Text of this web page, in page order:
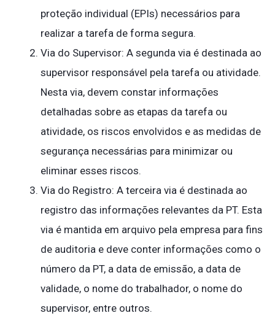
proteção individual (EPIs) necessários para
realizar a tarefa de forma segura.
Via do Supervisor: A segunda via é destinada ao
supervisor responsável pela tarefa ou atividade.
Nesta via, devem constar informações
detalhadas sobre as etapas da tarefa ou
atividade, os riscos envolvidos e as medidas de
segurança necessárias para minimizar ou
eliminar esses riscos.
Via do Registro: A terceira via é destinada ao
registro das informações relevantes da PT. Esta
via é mantida em arquivo pela empresa para fins
de auditoria e deve conter informações como o
número da PT, a data de emissão, a data de
validade, o nome do trabalhador, o nome do
supervisor, entre outros.